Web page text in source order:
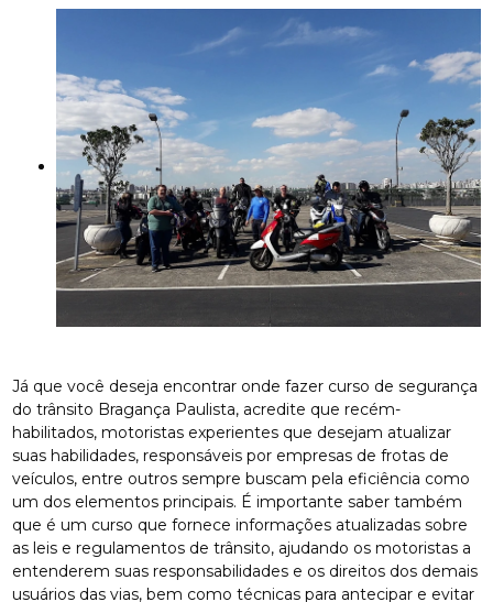
Já que você deseja encontrar onde fazer curso de segurança
do trânsito Bragança Paulista, acredite que recém-
habilitados, motoristas experientes que desejam atualizar
suas habilidades, responsáveis por empresas de frotas de
veículos, entre outros sempre buscam pela eficiência como
um dos elementos principais. É importante saber também
que é um curso que fornece informações atualizadas sobre
as leis e regulamentos de trânsito, ajudando os motoristas a
entenderem suas responsabilidades e os direitos dos demais
usuários das vias, bem como técnicas para antecipar e evitar